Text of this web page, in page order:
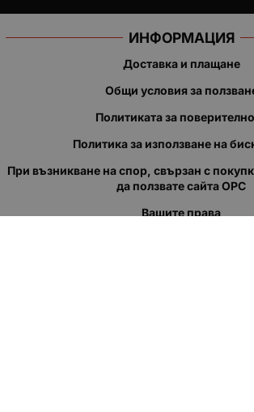
ИНФОРМАЦИЯ
Доставка и плащане
Общи условия за
Политиката за
Политика за използване на
При възникване на спор, свързан с
да ползвате сайта ОРС
Вашите права